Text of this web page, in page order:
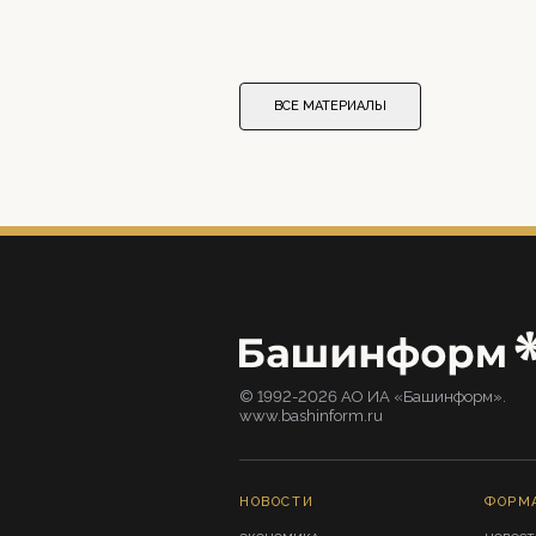
ВСЕ МАТЕРИАЛЫ
© 1992-2026 АО ИА «Башинформ».
www.bashinform.ru
НОВОСТИ